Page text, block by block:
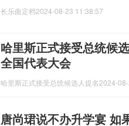
长乐曲定档2024-08-23 11:38:57
哈里斯正式接受总统候
全国代表大会
哈里斯正式接受总统候选人提名2024-
唐尚珺说不办升学宴 如